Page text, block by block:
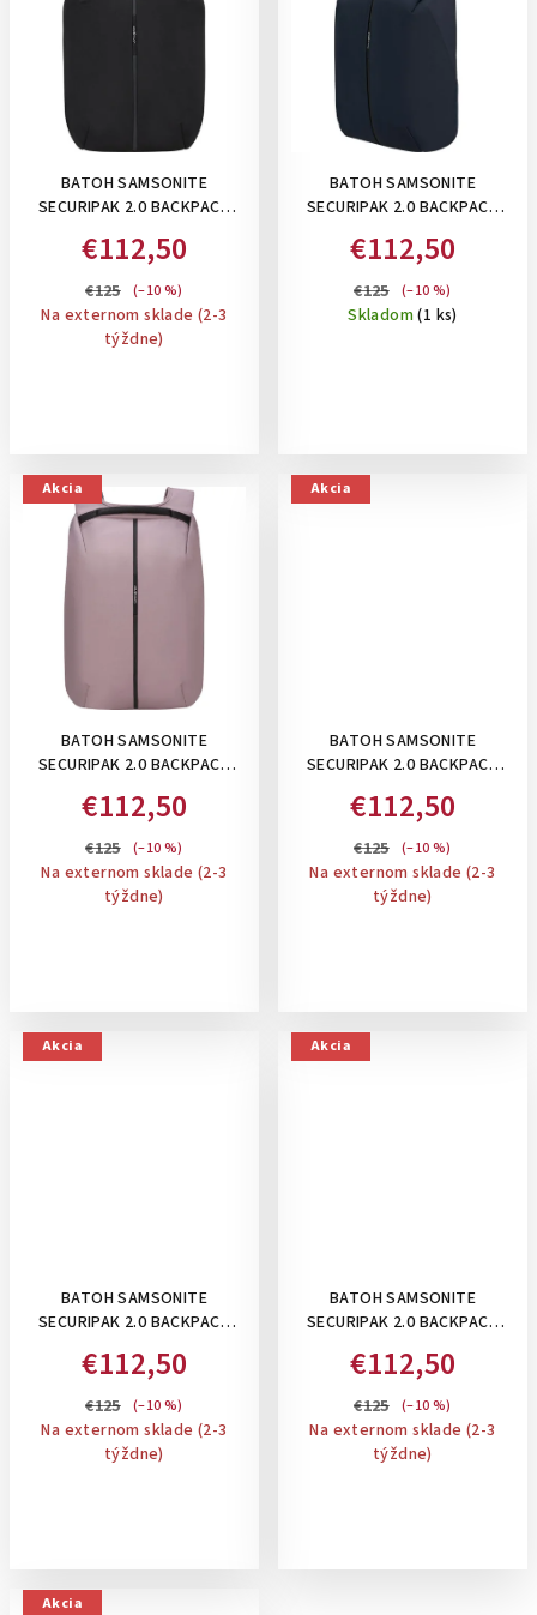
BATOH SAMSONITE
SECURIPAK 2.0 BACKPACK
€112,50
€125 (–10 %)
Na externom sklade (2-3
týždne)
BATOH SAMSONITE
SECURIPAK 2.0 BACKPACK
€112,50
€125 (–10 %)
Skladom(1 ks)
Akcia
BATOH SAMSONITE
SECURIPAK 2.0 BACKPACK
€112,50
€125 (–10 %)
Na externom sklade (2-3
týždne)
Akcia
BATOH SAMSONITE
SECURIPAK 2.0 BACKPACK
€112,50
€125 (–10 %)
Na externom sklade (2-3
týždne)
Akcia
BATOH SAMSONITE
SECURIPAK 2.0 BACKPACK
€112,50
€125 (–10 %)
Na externom sklade (2-3
týždne)
Akcia
BATOH SAMSONITE
SECURIPAK 2.0 BACKPACK
BLUE/ORANGE
€112,50
€125 (–10 %)
Na externom sklade (2-3
týždne)
Akcia